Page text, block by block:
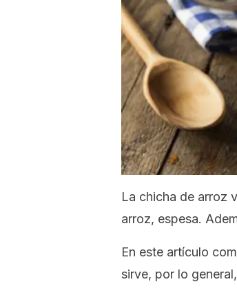
La chicha de arroz
arroz, espesa.
En este artículo
sirve, por lo